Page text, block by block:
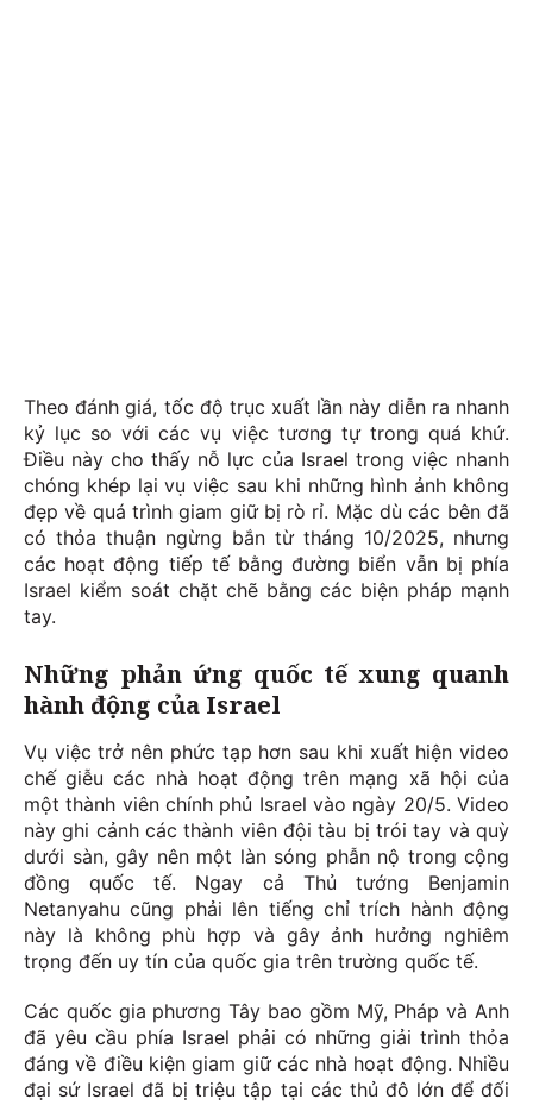
Theo đánh giá, tốc độ trục xuất lần này diễn ra nhanh
kỷ lục so với các vụ việc tương tự trong quá khứ.
Điều này cho thấy nỗ lực của Israel trong việc nhanh
chóng khép lại vụ việc sau khi những hình ảnh không
đẹp về quá trình giam giữ bị rò rỉ. Mặc dù các bên đã
có thỏa thuận ngừng bắn từ tháng 10/2025, nhưng
các hoạt động tiếp tế bằng đường biển vẫn bị phía
Israel kiểm soát chặt chẽ bằng các biện pháp mạnh
tay.
Những phản ứng quốc tế xung quanh
hành động của Israel
Vụ việc trở nên phức tạp hơn sau khi xuất hiện video
chế giễu các nhà hoạt động trên mạng xã hội của
một thành viên chính phủ Israel vào ngày 20/5. Video
này ghi cảnh các thành viên đội tàu bị trói tay và quỳ
dưới sàn, gây nên một làn sóng phẫn nộ trong cộng
đồng quốc tế. Ngay cả Thủ tướng Benjamin
Netanyahu cũng phải lên tiếng chỉ trích hành động
này là không phù hợp và gây ảnh hưởng nghiêm
trọng đến uy tín của quốc gia trên trường quốc tế.
Các quốc gia phương Tây bao gồm Mỹ, Pháp và Anh
đã yêu cầu phía Israel phải có những giải trình thỏa
đáng về điều kiện giam giữ các nhà hoạt động. Nhiều
đại sứ Israel đã bị triệu tập tại các thủ đô lớn để đối